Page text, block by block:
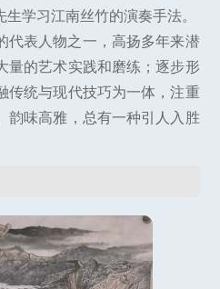
学习江南丝竹的演奏手法。
代表人物之一，高扬多年来潜
量的艺术实践和磨练；逐步形
传统与现代技巧为一体，注重
韵味高雅，总有一种引人入胜